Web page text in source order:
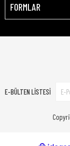
FORMLAR
E-BÜLTEN LİSTESİ